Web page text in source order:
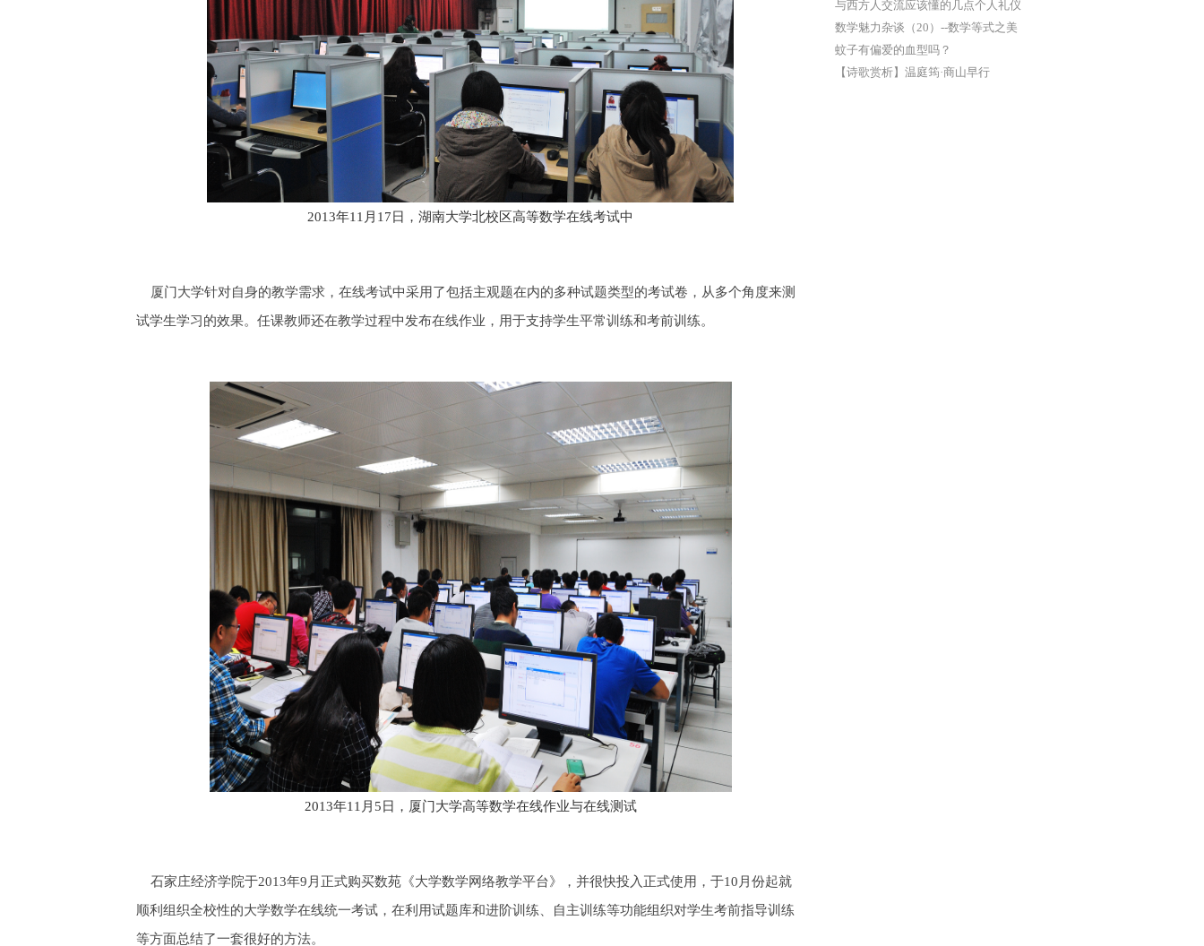
2013年11月17日，湖南大学北校区高等数学在线考试中
厦门大学针对自身的教学需求，在线考试中采用了包括主观题在内的多种试题类型的考试卷，从多个角度来测
试学生学习的效果。任课教师还在教学过程中发布在线作业，用于支持学生平常训练和考前训练。
2013年11月5日，厦门大学高等数学在线作业与在线测试
石家庄经济学院于2013年9月正式购买数苑《大学数学网络教学平台》，并很快投入正式使用，于10月份起就
顺利组织全校性的大学数学在线统一考试，在利用试题库和进阶训练、自主训练等功能组织对学生考前指导训练
等方面总结了一套很好的方法。
与西方人交流应该懂的几点个人礼仪
数学魅力杂谈（20）--数学等式之美
蚊子有偏爱的血型吗？
【诗歌赏析】温庭筠·商山早行